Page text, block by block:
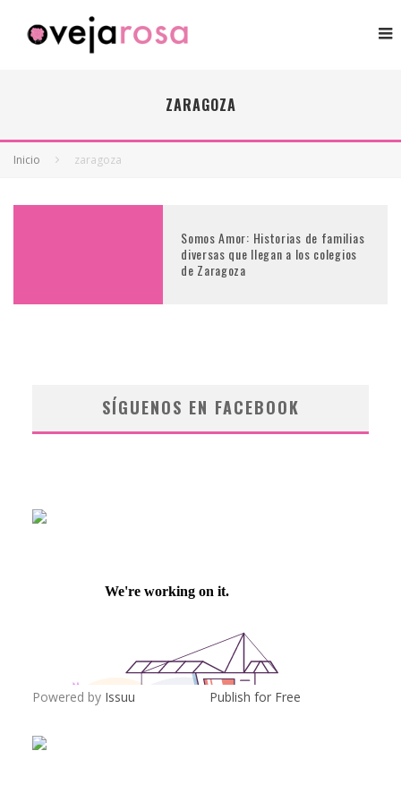
ZARAGOZA
Inicio zaragoza
Somos Amor: Historias de familias
diversas que llegan a los colegios
de Zaragoza
SÍGUENOS EN FACEBOOK
Powered by Issuu Publish for Free